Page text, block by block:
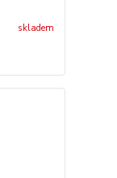
skladem